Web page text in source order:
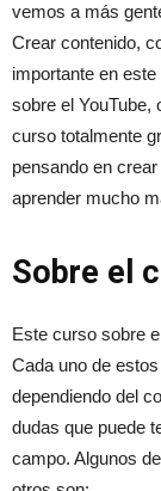
vemos a más
Crear contenido,
importante en
sobre el YouTube,
curso totalmente
pensando en
aprender mucho
Sobre el
Este curso sobre
Cada uno de
dependiendo del
dudas que puede
campo. Algunos